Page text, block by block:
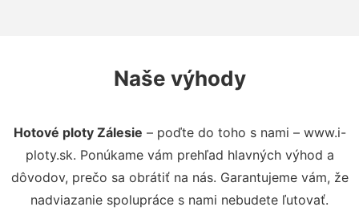
Naše výhody
Hotové ploty Zálesie – poďte do toho s nami – www.i-
ploty.sk. Ponúkame vám prehľad hlavných výhod a
dôvodov, prečo sa obrátiť na nás. Garantujeme vám, že
nadviazanie spolupráce s nami nebudete ľutovať.